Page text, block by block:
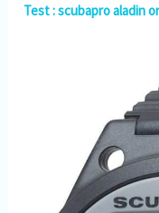
Test : scubapro aladin